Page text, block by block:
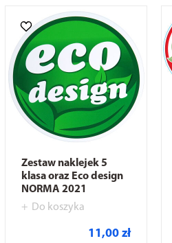
Zestaw naklejek 5
klasa oraz Eco design
NORMA 2021
Do koszyka
11,00 zł